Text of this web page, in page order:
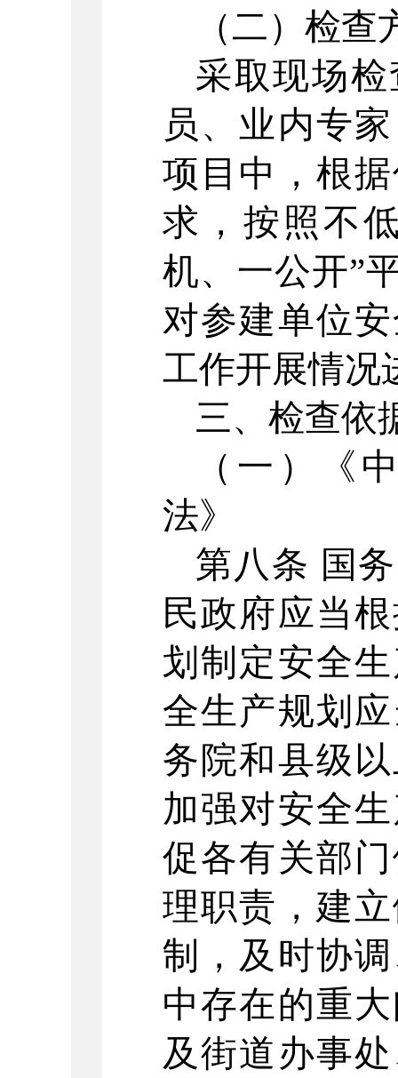
（二）检查
采取现场
员、业内专
项目中，根
求，按照不
机、一公开”
对参建单位
工作开展情况
三、检查依
（一）《
法》
第八条 国
民政府应当
划制定安全
全生产规划
务院和县级
加强对安全
促各有关部
理职责，建
制，及时协
中存在的重
及街道办事